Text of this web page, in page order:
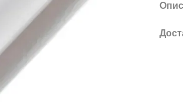
Опис